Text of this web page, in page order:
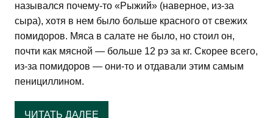
назывался почему-то «Рыжий» (наверное, из-за
сыра), хотя в нем было больше красного от свежих
помидоров. Мяса в салате не было, но стоил он,
почти как мясной — больше 12 рэ за кг. Скорее всего,
из-за помидоров — они-то и отдавали этим самым
пенициллином.
ЧИТАТЬ ДАЛЕЕ